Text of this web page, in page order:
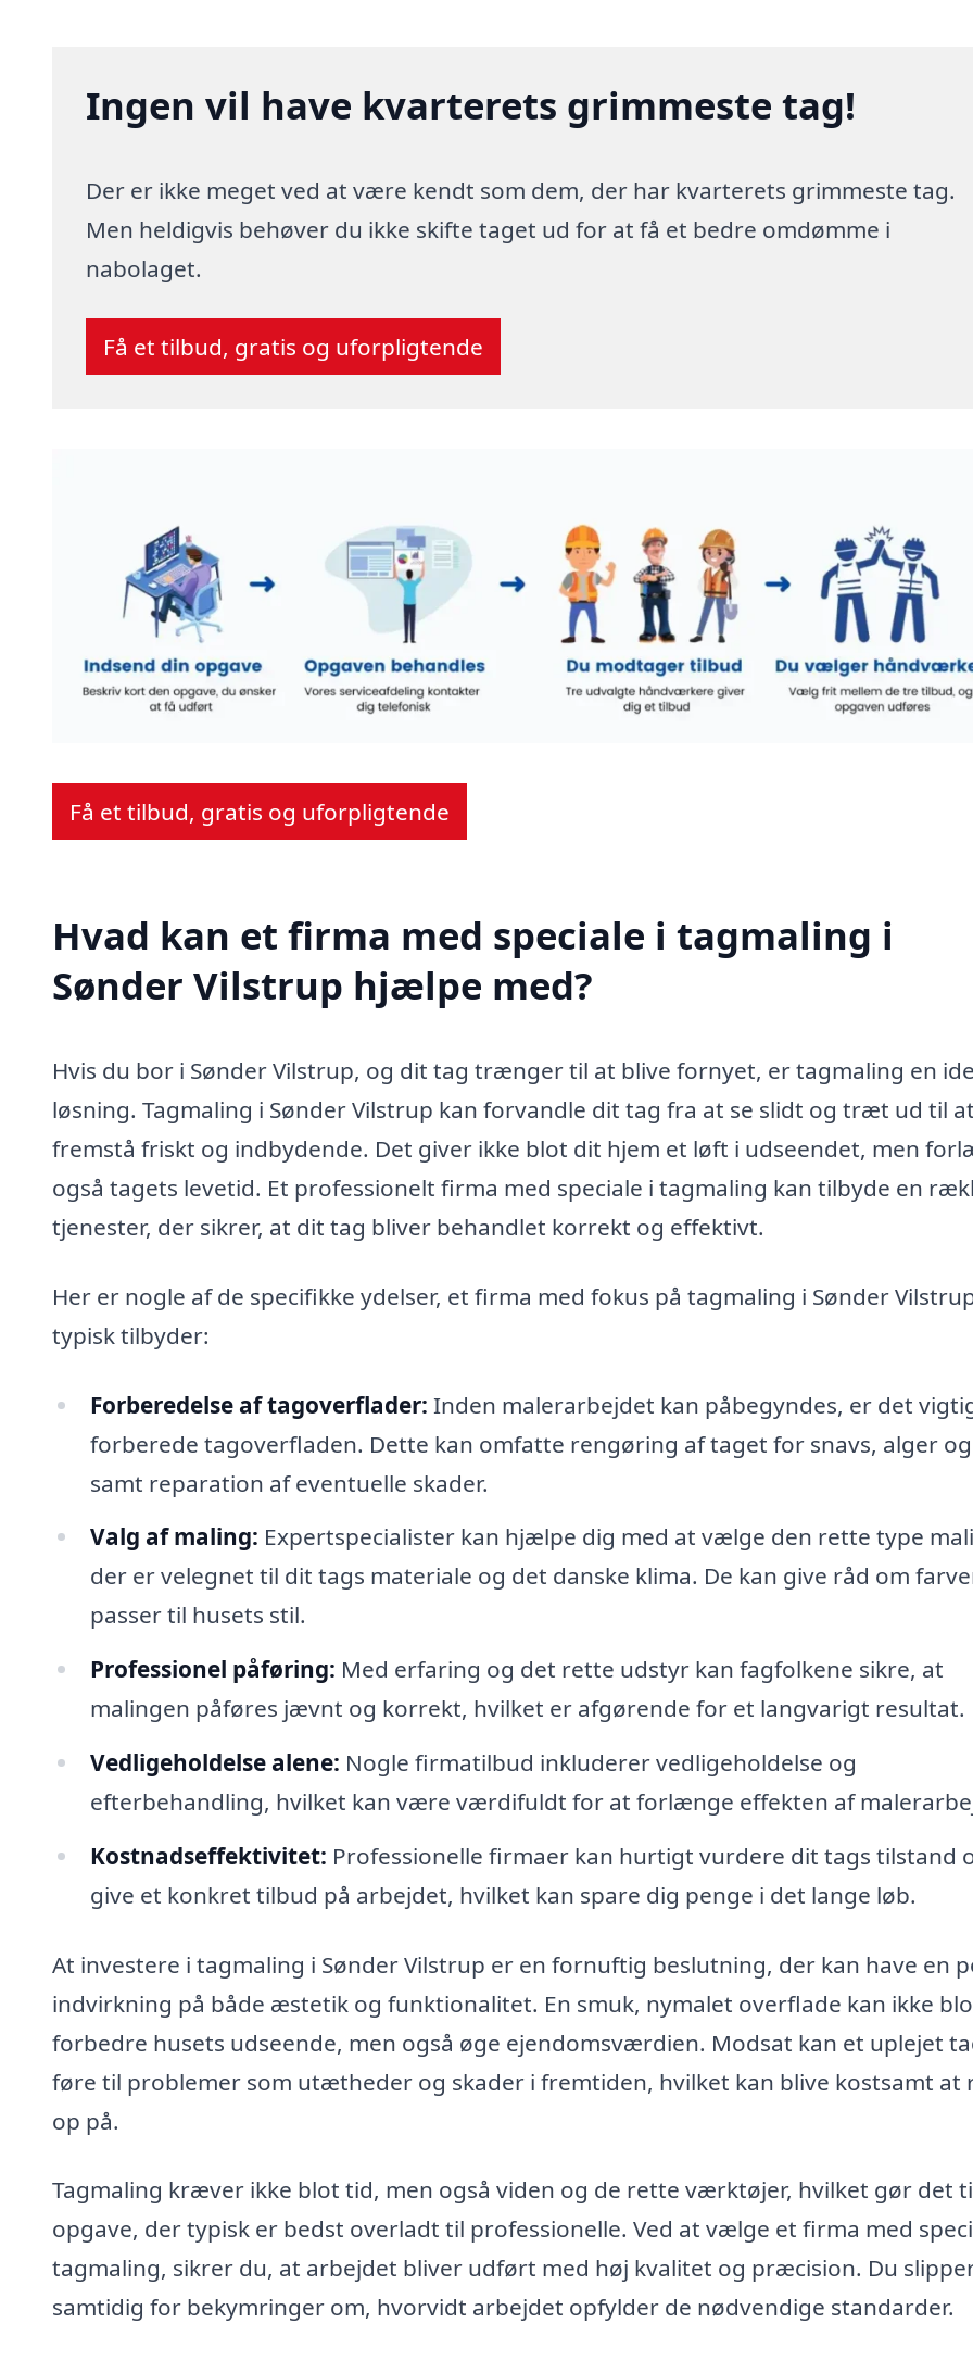
Ingen vil have kvarterets grimmeste tag!
Der er ikke meget ved at være kendt som dem, der har kvarterets grimmeste tag.
Men heldigvis behøver du ikke skifte taget ud for at få et bedre omdømme i
nabolaget.
Få et tilbud, gratis og uforpligtende
Få et tilbud, gratis og uforpligtende
Hvad kan et firma med speciale i tagmaling i
Sønder Vilstrup hjælpe med?
Hvis du bor i Sønder Vilstrup, og dit tag trænger til at blive fornyet, er tagmaling en
løsning. Tagmaling i Sønder Vilstrup kan forvandle dit tag fra at se slidt og træt ud til at
fremstå friskt og indbydende. Det giver ikke blot dit hjem et løft i udseendet, men
også tagets levetid. Et professionelt firma med speciale i tagmaling kan tilbyde en
tjenester, der sikrer, at dit tag bliver behandlet korrekt og effektivt.
Her er nogle af de specifikke ydelser, et firma med fokus på tagmaling i Sønder
typisk tilbyder:
Forberedelse af tagoverflader: Inden malerarbejdet kan påbegyndes, er det
forberede tagoverfladen. Dette kan omfatte rengøring af taget for snavs, alger
samt reparation af eventuelle skader.
Valg af maling: Expertspecialister kan hjælpe dig med at vælge den rette type
der er velegnet til dit tags materiale og det danske klima. De kan give råd om
passer til husets stil.
Professionel påføring: Med erfaring og det rette udstyr kan fagfolkene sikre, at
malingen påføres jævnt og korrekt, hvilket er afgørende for et langvarigt resultat.
Vedligeholdelse alene: Nogle firmatilbud inkluderer vedligeholdelse og
efterbehandling, hvilket kan være værdifuldt for at forlænge effekten af
Kostnadseffektivitet: Professionelle firmaer kan hurtigt vurdere dit tags tilstand
give et konkret tilbud på arbejdet, hvilket kan spare dig penge i det lange løb.
At investere i tagmaling i Sønder Vilstrup er en fornuftig beslutning, der kan have en
indvirkning på både æstetik og funktionalitet. En smuk, nymalet overflade kan ikke
forbedre husets udseende, men også øge ejendomsværdien. Modsat kan et uplejet
føre til problemer som utætheder og skader i fremtiden, hvilket kan blive kostsamt at
op på.
Tagmaling kræver ikke blot tid, men også viden og de rette værktøjer, hvilket gør det
opgave, der typisk er bedst overladt til professionelle. Ved at vælge et firma med
tagmaling, sikrer du, at arbejdet bliver udført med høj kvalitet og præcision. Du
samtidig for bekymringer om, hvorvidt arbejdet opfylder de nødvendige standarder.